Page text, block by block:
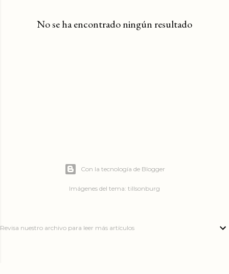
No se ha encontrado ningún resultado
Con la tecnología de Blogger
Imágenes del tema: tillsonburg
Revisa nuestro archivo para leer más artículos